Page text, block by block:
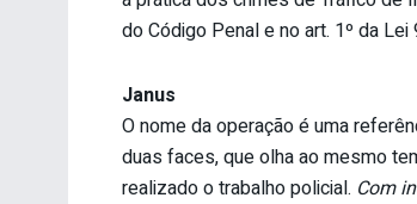
do Código Penal e no art. 1º da
Janus
O nome da operação é uma
duas faces, que olha ao mesmo
realizado o trabalho policial. Com